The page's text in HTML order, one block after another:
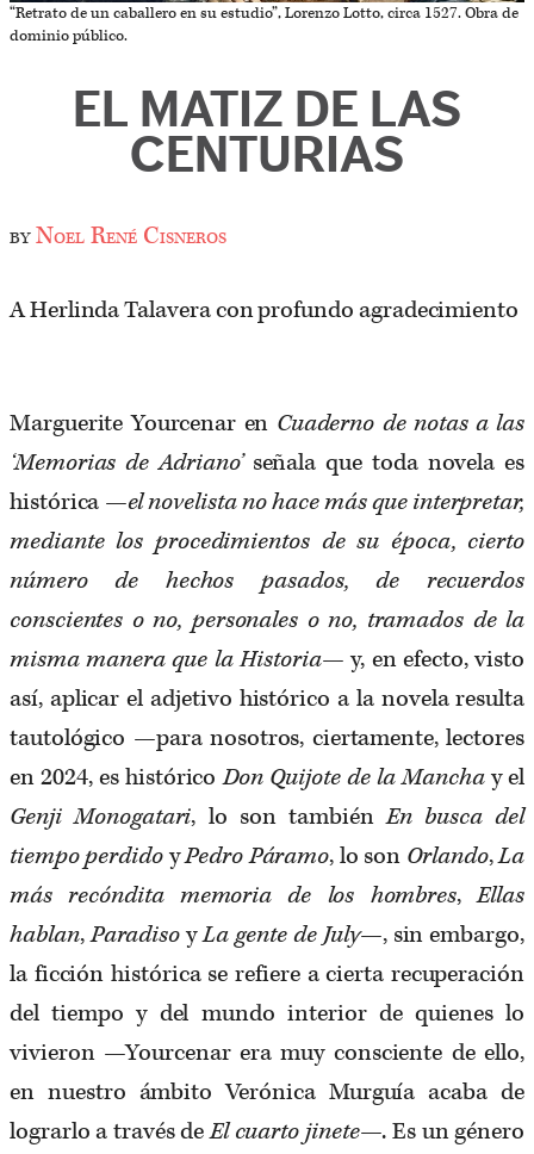
“Retrato de un caballero en su estudio”, Lorenzo Lotto, circa 1527. Obra de
dominio público.
EL MATIZ DE LAS
CENTURIAS
byNoel René Cisneros
A Herlinda Talavera con profundo agradecimiento
Marguerite Yourcenar en Cuaderno de notas a las
‘Memorias de Adriano’señala que toda novela es
histórica —el novelista no hace más que interpretar,
mediante los procedimientos de su época, cierto
número de hechos pasados, de recuerdos
conscientes o no, personales o no, tramados de la
misma manera que la Historia— y, en efecto, visto
así, aplicar el adjetivo histórico a la novela resulta
tautológico —para nosotros, ciertamente, lectores
en 2024, es históricoDon Quijote de la Manchay el
Genji Monogatari, lo son tambiénEn busca del
tiempo perdidoyPedro Páramo, lo son Orlando,La
más recóndita memoria de los hombres,Ellas
hablan,ParadisoyLa gente de July—, sin embargo,
la ficción histórica se refiere a cierta recuperación
del tiempo y del mundo interior de quienes lo
vivieron —Yourcenar era muy consciente de ello,
en nuestro ámbito Verónica Murguía acaba de
lograrlo a través deEl cuarto jinete—. Es un género